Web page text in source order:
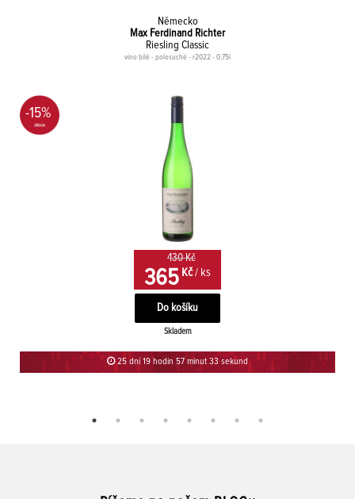
Německo
Max Ferdinand Richter
Riesling Classic
víno bílé - polosuché - r2022 - 0,75l
-15%
430 Kč
365 Kč / ks
Skladem
25 dní 19 hodin 57 minut 33 sekund